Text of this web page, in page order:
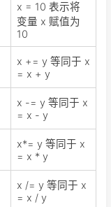
x = 10 表示将
变量 x 赋值为
10
x += y 等同于 x
= x + y
x -= y 等同于 x
= x - y
x*= y 等同于 x
= x * y
x /= y 等同于 x
= x / y